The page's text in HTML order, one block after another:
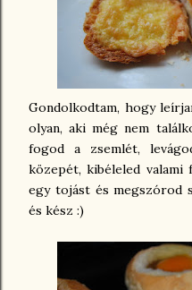
Gondolkodtam, hogy
olyan, aki még nem
fogod a zsemlét,
közepét, kibéleled valami
egy tojást és megszórod
és kész :)